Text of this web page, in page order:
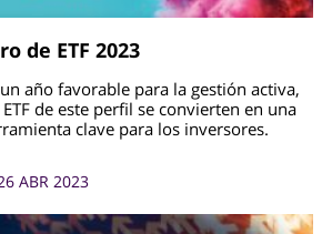
de ETF 2023
año favorable para la gestión activa,
de este perfil se convierten en una
clave para los inversores.
ABR 2023